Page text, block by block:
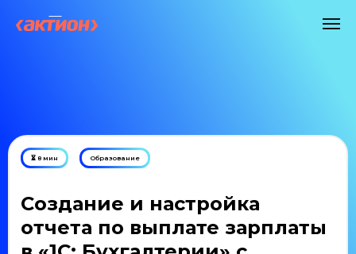
⏳ 8 мин Образование
Создание и настройка
отчета по выплате зарплаты